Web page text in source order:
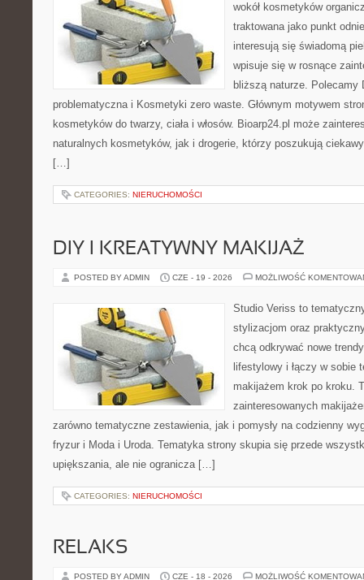
wokół kosmetyków
traktowana jako punkt
interesują się świadomą
wpisuje się w rosnące
bliższą naturze. Polecamy
problematyczna i Kosmetyki zero waste. Głównym motywem
kosmetyków do twarzy, ciała i włosów. Bioarp24.pl może
naturalnych kosmetyków, jak i drogerie, którzy poszukują
[…]
CATEGORIES: NIERUCHOMOŚCI
DIY I KREATYWNY MAKIJAŻ
POSTED BY ADMIN CZE - 19 - 2026 MOŻLIWOŚĆ
Studio Veriss to
stylizacjom oraz
chcą odkrywać nowe
lifestylowy i łączy w sobie
makijażem krok po kroku.
zainteresowanych
zarówno tematyczne zestawienia, jak i pomysły na codzienny
fryzur i Moda i Uroda. Tematyka strony skupia się przede
upiększania, ale nie ogranicza […]
CATEGORIES: NIERUCHOMOŚCI
RELAKS
POSTED BY ADMIN CZE - 18 - 2026 MOŻLIWOŚĆ